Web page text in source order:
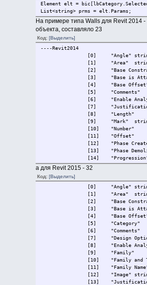
Element elt =
List<string> prms = elt.Params;
На примере типа Walls для Revit 2014
объекта, составляло 23
Код: [Выделить]
----Revit2014
[0]
"Angle"
[1]
"Area"
[2]
"Base
[3]
"Base is
[4]
"Base
[5]
"Comments"
[6]
"Enable
[7]
[8]
"Length"
[9]
"Mark"
[10]
"Number"
[11]
"Offset"
[12]
"Phase
[13]
"Phase
[14]
[15]
"Related to
[17]
"Structural"
[18]
"Structural
[19]
"Top
[20]
"Top is
[21]
"Top Offset"
[22]
а для Revit 2015 - 32
Код: [Выделить]
[0]
"Angle"
[1]
"Area"
[2]
"Base
[3]
"Base is
[4]
"Base
[5]
"Category"
[6]
"Comments"
[7]
"Design
[8]
"Enable
[9]
"Family"
[10]
"Family and
[11]
"Family
[12]
"Image"
[13]